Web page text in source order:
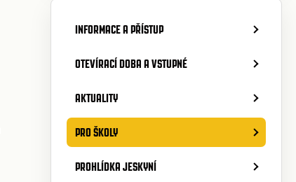
INFORMACE A PŘÍSTUP
OTEVÍRACÍ DOBA A VSTUPNÉ
AKTUALITY
PRO ŠKOLY
PROHLÍDKA JESKYNÍ